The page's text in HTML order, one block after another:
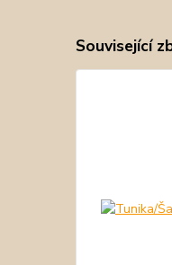
Související